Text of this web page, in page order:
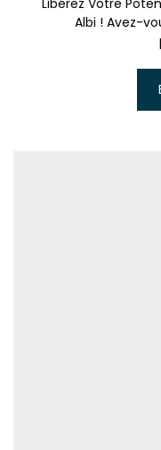
Libérez Votre
Albi ! Avez-